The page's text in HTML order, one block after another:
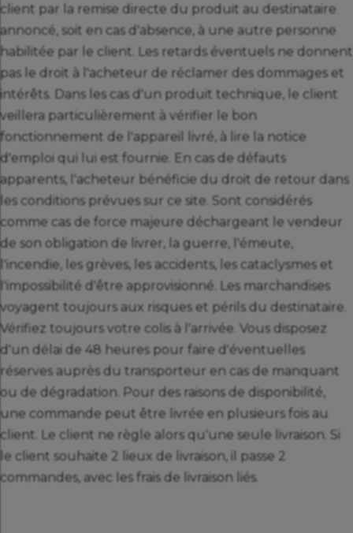
client par la remise directe du produit au destinataire
annoncé, soit en cas d'absence, à une autre personne
habilitée par le client. Les retards éventuels ne donnent
pas le droit à l'acheteur de réclamer des dommages et
intérêts. Dans les cas d'un produit technique, le client
veillera particulièrement à vérifier le bon
fonctionnement de l'appareil livré, à lire la notice
d'emploi qui lui est fournie. En cas de défauts
apparents, l'acheteur bénéficie du droit de retour dans
les conditions prévues sur ce site. Sont considérés
comme cas de force majeure déchargeant le vendeur
de son obligation de livrer, la guerre, l'émeute,
l'incendie, les grèves, les accidents, les cataclysmes et
l'impossibilité d'être approvisionné. Les marchandises
voyagent toujours aux risques et périls du destinataire.
Vérifiez toujours votre colis à l'arrivée. Vous disposez
d'un délai de 48 heures pour faire d'éventuelles
réserves auprès du transporteur en cas de manquant
ou de dégradation. Pour des raisons de disponibilité,
une commande peut être livrée en plusieurs fois au
client. Le client ne règle alors qu'une seule livraison. Si
le client souhaite 2 lieux de livraison, il passe 2
commandes, avec les frais de livraison liés.